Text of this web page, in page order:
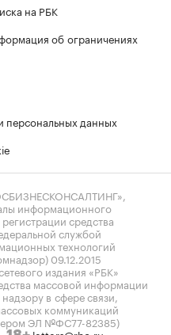
на РБК
об ограничениях
персональных данных
информационного
средства
службой
технологий
09.12.2015
издания «РБК»
массовой информации
в сфере связи,
коммуникаций
ЭЛ №ФС77-82385)